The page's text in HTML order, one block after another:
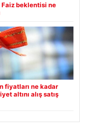
Faiz beklentisi ne
fiyatları ne kadar
altını alış satış